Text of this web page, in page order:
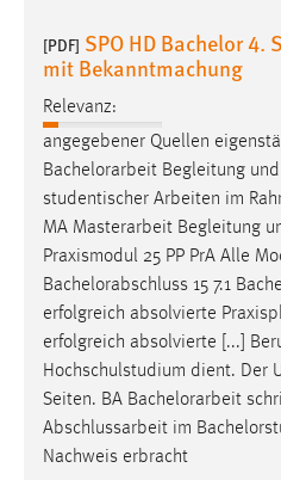
[PDF] SPO HD Bachelor 4.
mit Bekanntmachung
Relevanz:
angegebener Quellen
Bachelorarbeit Begleitung
studentischer Arbeiten im
MA Masterarbeit Begleitung
Praxismodul 25 PP PrA Alle
Bachelorabschluss 15 7.1
erfolgreich absolvierte
erfolgreich absolvierte [...]
Hochschulstudium dient. Der
Seiten. BA Bachelorarbeit
Abschlussarbeit im
Nachweis erbracht
Um Inhalte von
Plattformen anzeigen zu
externen Medien Cookies
YouTube
Vimeo